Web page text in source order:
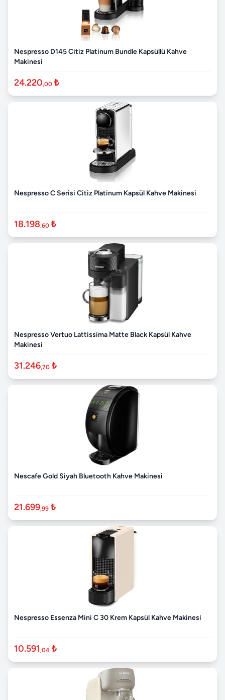
Nespresso D145 Citiz Platinum Bundle Kapsüllü Kahve
Makinesi
24.220,00 ₺
Nespresso C Serisi Citiz Platinum Kapsül Kahve Makinesi
18.198,60 ₺
Nespresso Vertuo Lattissima Matte Black Kapsül Kahve
Makinesi
31.246,70 ₺
Nescafe Gold Siyah Bluetooth Kahve Makinesi
21.699,99 ₺
Nespresso Essenza Mini C 30 Krem Kapsül Kahve Makinesi
10.591 ,04 ₺